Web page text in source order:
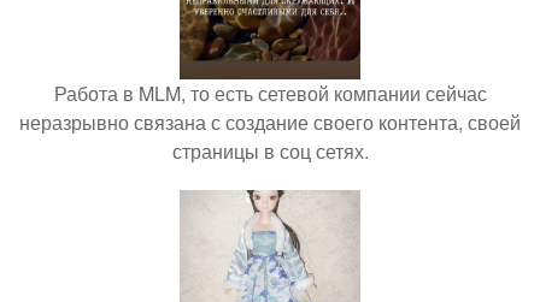
Работа в MLM, то есть сетевой компании сейчас
неразрывно связана с создание своего контента, своей
страницы в соц сетях.